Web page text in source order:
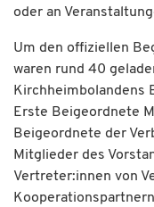
oder an
Um den offiziellen
waren rund 40
Kirchheimbolandens
Erste Beigeordnete
Beigeordnete der
Mitglieder des
Vertreter:innen von